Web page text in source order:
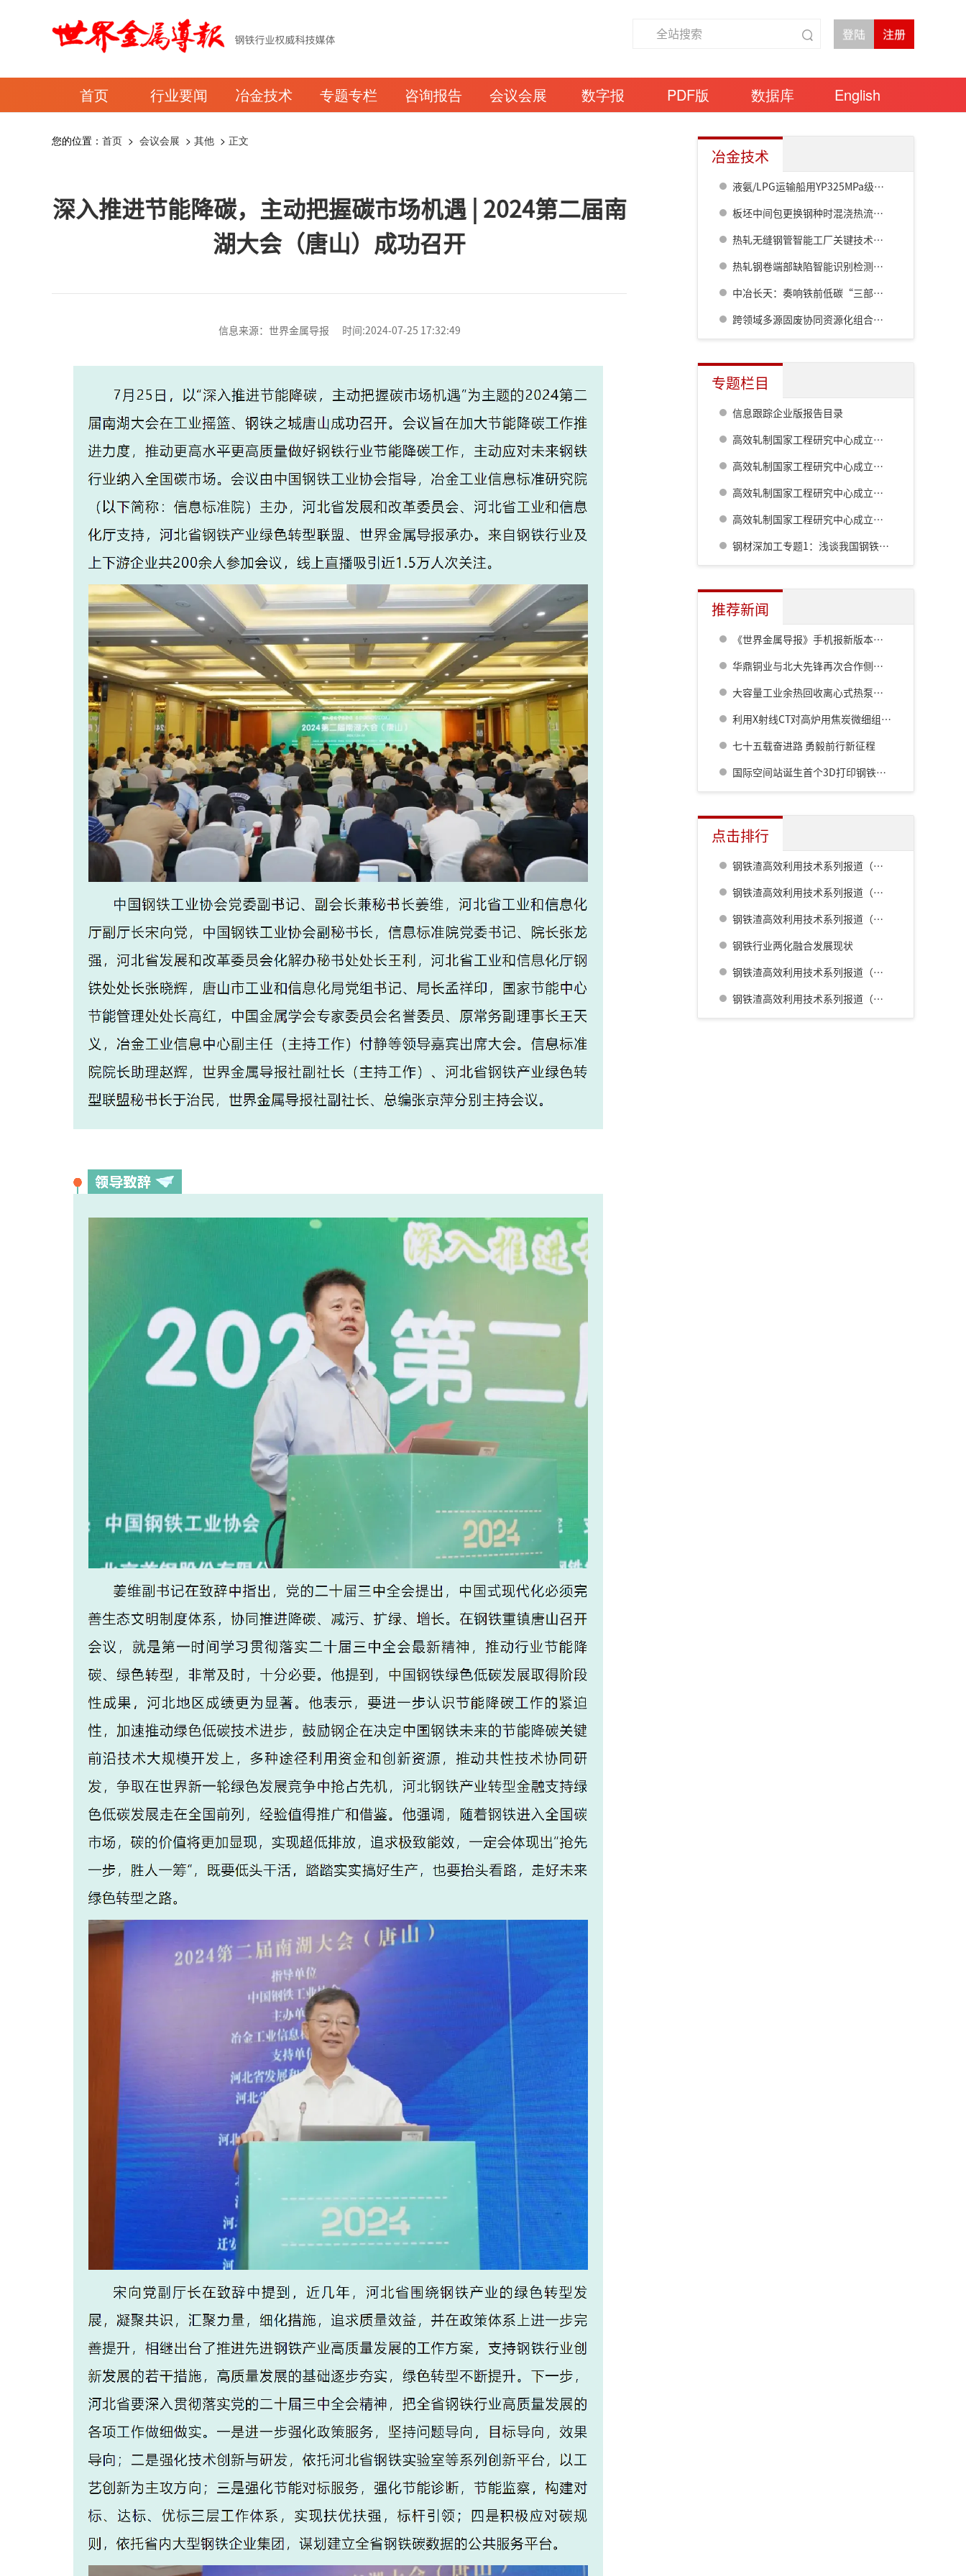
首页 行业要闻 冶金技术 专题专栏 咨询报告 会议会展 数字报 PDF版 数据库 English
您的位置： 首页 > 会议会展 > 其他 > 正文
深入推进节能降碳，主动把握碳市场机遇 | 2024第二届南
湖大会（唐山）成功召开
信息来源：世界金属导报 时间:2024-07-25 17:32:49
冶金技术
液氨/LPG运输船用YP325MPa级低温钢
板坯中间包更换钢种时混浇热流动力学行为的数值模拟
热轧无缝钢管智能工厂关键技术及装备
热轧钢卷端部缺陷智能识别检测系统研究
中冶长天：奏响铁前低碳“三部曲” 助推行业新质生产力发展
跨领域多源固废协同资源化组合方案及智慧平台构建
专题栏目
信息跟踪企业版报告目录
高效轧制国家工程研究中心成立二十周年系列技术报道:棒线材生产工艺及装备的最新发展
高效轧制国家工程研究中心成立二十周年系列技术报道:高精度热轧自动化控制系统
高效轧制国家工程研究中心成立二十周年系列技术报道:板形综合控制技术的自主研发及创新
高效轧制国家工程研究中心成立二十周年系列技术报道:板带钢控轧控冷技术
钢材深加工专题1：浅谈我国钢铁工业对深加工的认识历程
推荐新闻
《世界金属导报》手机报新版本发布，免费下载，免费看
华鼎铜业与北大先锋再次合作侧吹炉配套6000立方制氧项目
大容量工业余热回收离心式热泵机组技术
利用X射线CT对高炉用焦炭微细组织进行定量解析
七十五载奋进路 勇毅前行新征程
国际空间站诞生首个3D打印钢铁组件
点击排行
钢铁渣高效利用技术系列报道（一） 室兰钢铁厂用钢渣骨料配制重混凝土的研究
钢铁渣高效利用技术系列报道（二） 鹿岛钢铁厂钢铁渣利用技术的开发
钢铁渣高效利用技术系列报道（五） 八幡厂钢铁渣的利用
钢铁行业两化融合发展现状
钢铁渣高效利用技术系列报道（三） 名古屋厂铁水预处理炉渣肥料化的开发
钢铁渣高效利用技术系列报道（四） 广畑厂灰石材生产利用技术的开发